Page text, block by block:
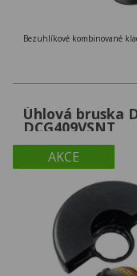
AKCE
Úhlová bruska
DCG409VSNT